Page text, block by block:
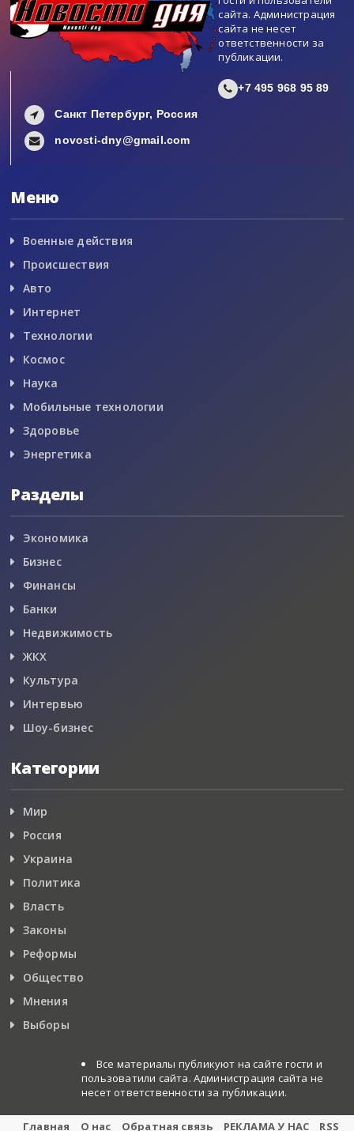
сайта. Администрация
сайта не несет
ответственности за
публикации.
+7 495 968 95 89
Санкт Петербург, Россия
novosti-dny@gmail.com
Меню
Военные действия
Происшествия
Авто
Интернет
Технологии
Космос
Наука
Мобильные технологии
Здоровье
Энергетика
Разделы
Экономика
Бизнес
Финансы
Банки
Недвижимость
ЖКХ
Культура
Интервью
Шоу-бизнес
Категории
Мир
Россия
Украина
Политика
Власть
Законы
Реформы
Общество
Мнения
Выборы
Все материалы публикуют на сайте гости и
пользоватили сайта. Администрация сайта не
несет ответственности за публикации.
Главная О нас Обратная связь РЕКЛАМА У НАС RSS